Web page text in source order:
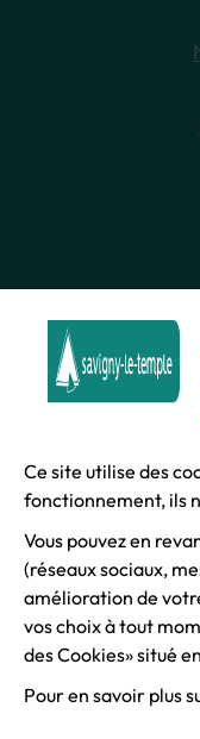
©
Ce site utilise des
fonctionnement, ils
Vous pouvez en
(réseaux sociaux,
amélioration de
vos choix à tout
des Cookies» situé
Pour en savoir plus